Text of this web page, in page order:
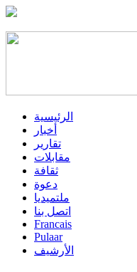
الرئيسية
أخبار
تقارير
مقابلات
ثقافة
دعوة
ملتميديا
اتصل بنا
Francais
Pulaar
الأرشيف